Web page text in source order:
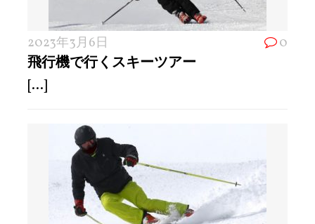
2023年3月6日 0
飛行機で行くスキーツアー
[...]